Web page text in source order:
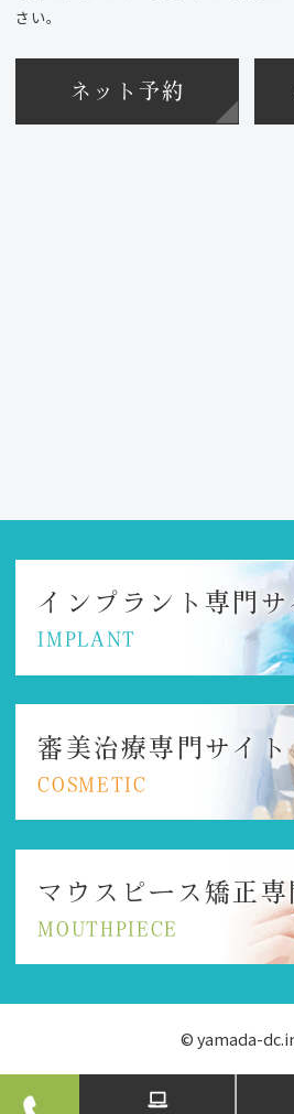
さい。
ネット予約
インプラント 専門
IMPLANT
審美治療専門サイト
COSMETIC
マウスピース矯正 専
MOUTHPIECE
© yamada-